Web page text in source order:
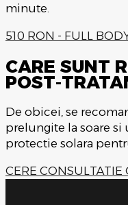
minute.
510 RON - FULL
CARE SUNT
POST-
De obicei, se
prelungite la soare
protectie solara
CERE CONSULTATIE